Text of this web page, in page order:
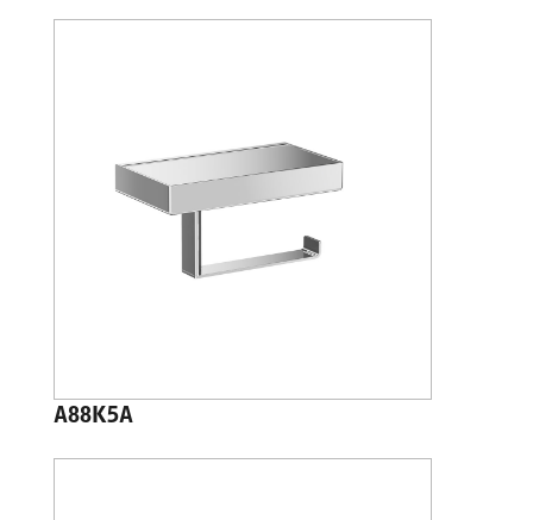
A88K5A